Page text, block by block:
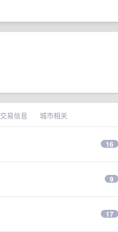
交易信息 城市相关
16
9
17